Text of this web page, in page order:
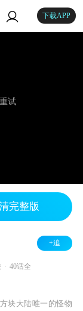
下载APP
试
完整版
+追
40话全
块大陆唯一的怪物